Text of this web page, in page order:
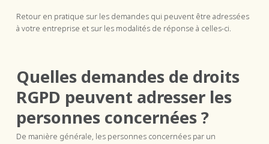
Retour en pratique sur les demandes qui peuvent être adressées
à votre entreprise et sur les modalités de réponse à celles-ci.
Quelles demandes de droits
RGPD peuvent adresser les
personnes concernées ?
De manière générale, les personnes concernées par un